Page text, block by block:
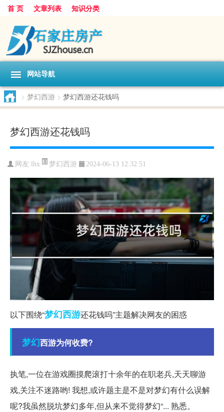
首 页 文章列表 知识分类
网站导航
> 梦幻西游 > 梦幻西游还花钱吗
梦幻西游还花钱吗
网友: lhx 梦幻西游 2024-06-13 12:32:51
以下围绕“梦幻西游还花钱吗”主题解决网友的困惑
梦幻西游为何收费?
执笔,一位在游戏圈摸爬滚打十余年的在职老兵,天天聊游
戏,关注不迷路哟! 我想,或许题主是不是对梦幻有什么误解
呢?我虽然脱坑梦幻多年,但从来不觉得梦幻“... 熟悉。